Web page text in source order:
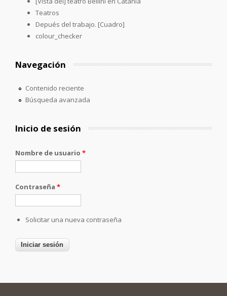
Teatros
Depués del trabajo. [Cuadro]
colour_checker
Navegación
Contenido reciente
Búsqueda avanzada
Inicio de sesión
Nombre de usuario *
Contraseña *
Solicitar una nueva contraseña